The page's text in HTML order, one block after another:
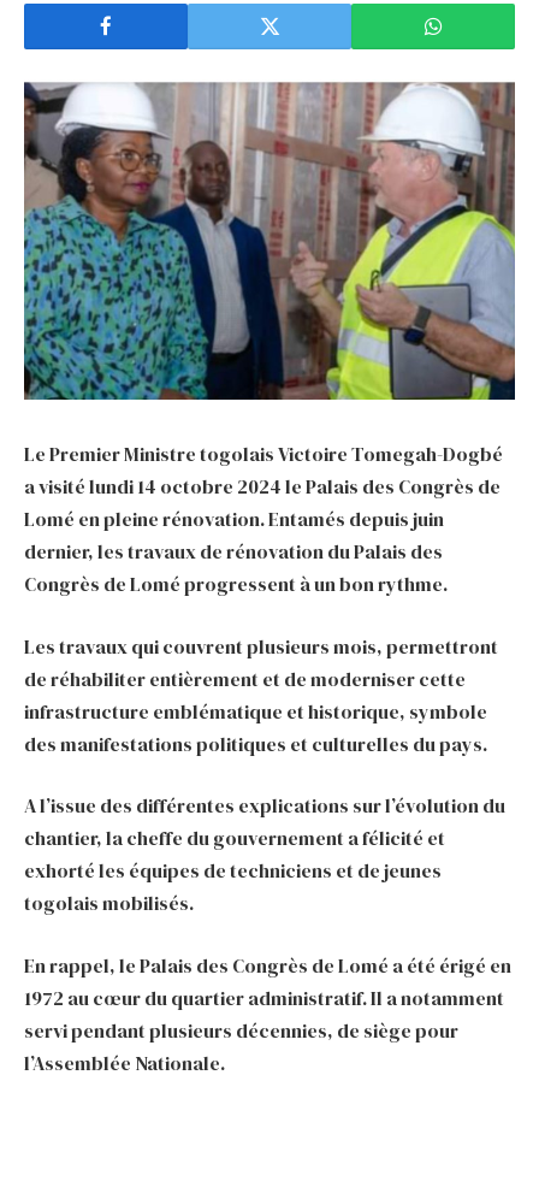
Le Premier Ministre togolais Victoire Tomegah-Dogbé
a visité lundi 14 octobre 2024 le Palais des Congrès de
Lomé en pleine rénovation. Entamés depuis juin
dernier, les travaux de rénovation du Palais des
Congrès de Lomé progressent à un bon rythme.
Les travaux qui couvrent plusieurs mois, permettront
de réhabiliter entièrement et de moderniser cette
infrastructure emblématique et historique, symbole
des manifestations politiques et culturelles du pays.
A l’issue des différentes explications sur l’évolution du
chantier, la cheffe du gouvernement a félicité et
exhorté les équipes de techniciens et de jeunes
togolais mobilisés.
En rappel, le Palais des Congrès de Lomé a été érigé en
1972 au cœur du quartier administratif. Il a notamment
servi pendant plusieurs décennies, de siège pour
l’Assemblée Nationale.